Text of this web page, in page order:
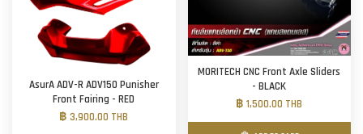
AsurA ADV-R ADV150 Punisher
Front Fairing - RED
฿ 3,900.00 THB
MORITECH CNC Front Axle Sliders
- BLACK
฿ 1,500.00 THB